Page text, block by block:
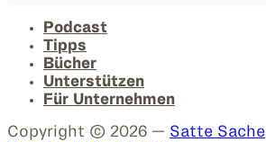
Podcast
Tipps
Bücher
Unterstützen
Für Unternehmen
Copyright © 2026 — Satte Sache